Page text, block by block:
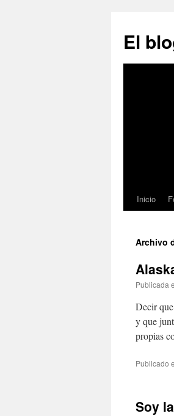
El
Saltar
contenido
Inicio
Archivo
Publicada
Decir
y que
propias
Publicado
Soy